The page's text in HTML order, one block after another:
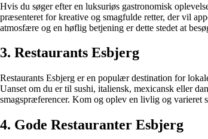
Hvis du søger efter en luksuriøs gastronomisk
præsenteret for kreative og smagfulde retter, der vil
atmosfære og en høflig betjening er dette stedet at
3. Restaurants Esbjerg
Restaurants Esbjerg er en populær destination for
Uanset om du er til sushi, italiensk, mexicansk eller
smagspræferencer. Kom og oplev en livlig og varieret
4. Gode Restauranter Esbjerg